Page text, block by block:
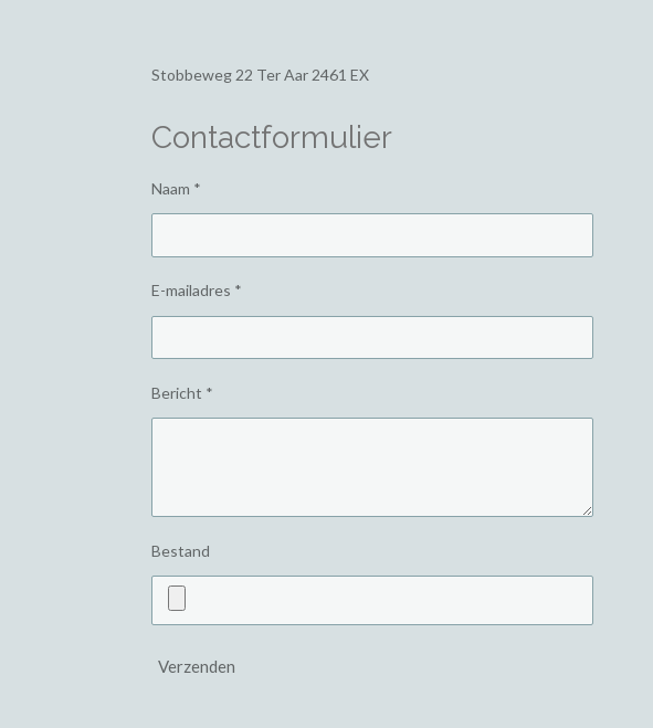
Stobbeweg 22 Ter Aar 2461 EX
Contactformulier
Naam *
E-mailadres *
Bericht *
Bestand
Verzenden